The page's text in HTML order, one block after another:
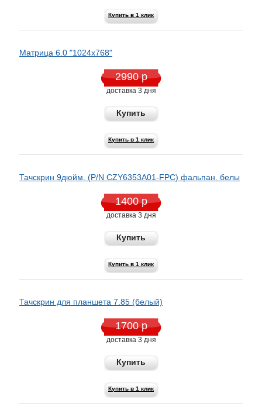
Купить в 1 клик
Матрица 6.0 "1024x768"
2990 р
доставка 3 дня
Купить
Купить в 1 клик
Тачскрин 9дюйм. (P/N CZY6353A01-FPC) фальпан. белы
1400 р
доставка 3 дня
Купить
Купить в 1 клик
Тачскрин для планшета 7.85 (белый)
1700 р
доставка 3 дня
Купить
Купить в 1 клик